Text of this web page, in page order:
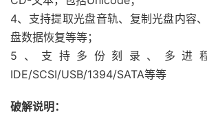
4、支持提取光盘音轨、复制光盘内容
盘数据恢复等等；
5、支持多份刻录、多进
IDE/SCSI/USB/1394/SATA等等
破解说明：